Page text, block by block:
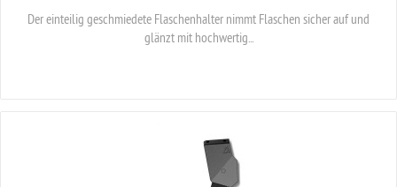
Der einteilig geschmiedete Flaschenhalter nimmt Flaschen sicher auf und
glänzt mit hochwertig...